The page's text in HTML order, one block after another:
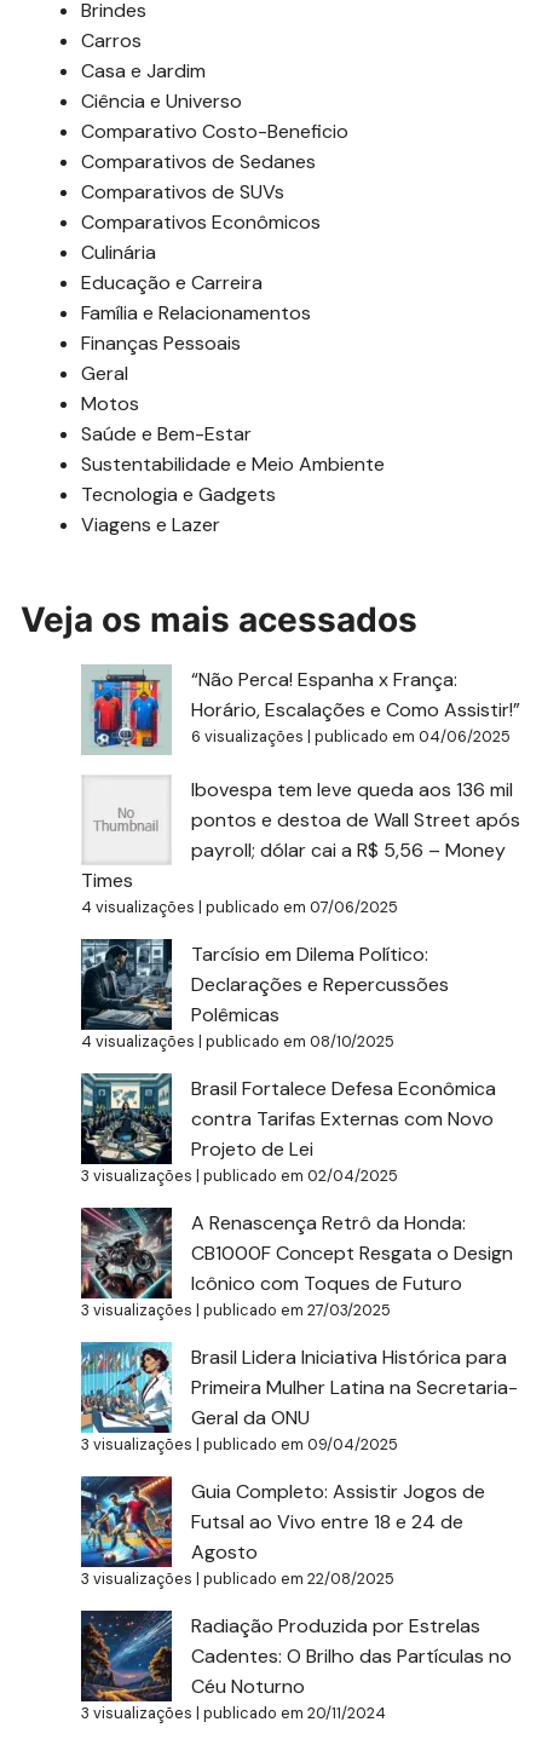
Brindes
Carros
Casa e Jardim
Ciência e Universo
Comparativo Costo-Beneficio
Comparativos de Sedanes
Comparativos de SUVs
Comparativos Econômicos
Culinária
Educação e Carreira
Família e Relacionamentos
Finanças Pessoais
Geral
Motos
Saúde e Bem-Estar
Sustentabilidade e Meio Ambiente
Tecnologia e Gadgets
Viagens e Lazer
Veja os mais acessados
“Não Perca! Espanha x França:
Horário, Escalações e Como Assistir!”
6 visualizações |publicado em 04/06/2025
Ibovespa tem leve queda aos 136 mil
pontos e destoa de Wall Street após
payroll; dólar cai a R$ 5,56 – Money
Times
4 visualizações |publicado em 07/06/2025
Tarcísio em Dilema Político:
Declarações e Repercussões
Polêmicas
4 visualizações |publicado em 08/10/2025
Brasil Fortalece Defesa Econômica
contra Tarifas Externas com Novo
Projeto de Lei
3 visualizações |publicado em 02/04/2025
A Renascença Retrô da Honda:
CB1000F Concept Resgata o Design
Icônico com Toques de Futuro
3 visualizações |publicado em 27/03/2025
Brasil Lidera Iniciativa Histórica para
Primeira Mulher Latina na Secretaria-
Geral da ONU
3 visualizações |publicado em 09/04/2025
Guia Completo: Assistir Jogos de
Futsal ao Vivo entre 18 e 24 de
Agosto
3 visualizações |publicado em 22/08/2025
Radiação Produzida por Estrelas
Cadentes: O Brilho das Partículas no
Céu Noturno
3 visualizações |publicado em 20/11/2024